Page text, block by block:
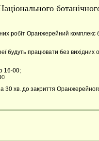
Національного
робіт Оранжерейний комплекс
будуть працювати без вихідних
16-00;
30 хв. до закриття